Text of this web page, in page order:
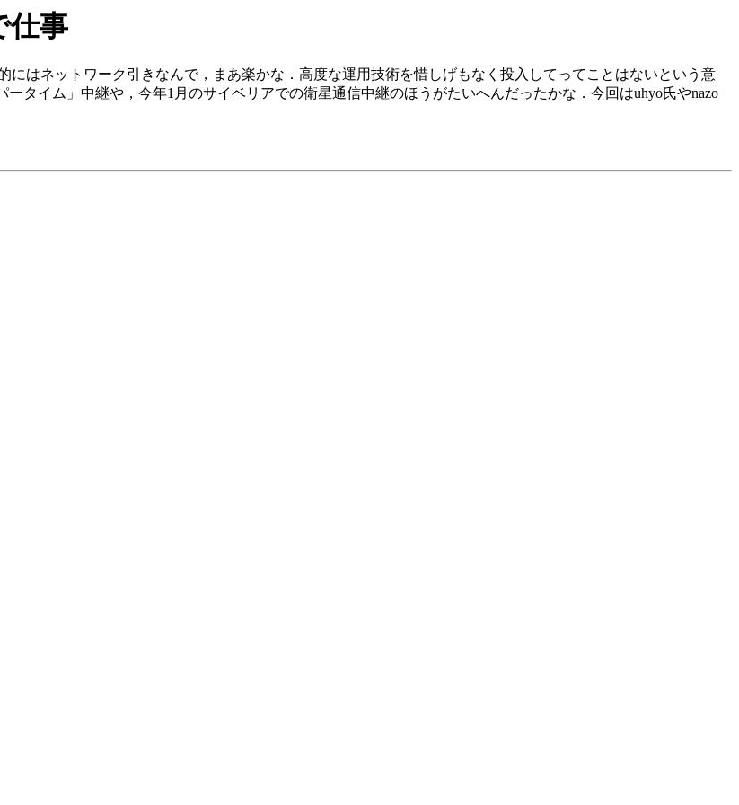
仕事
はネットワーク引きなんで，まあ楽かな．高度な運用技術を惜しげもなく投入してってことはないという意
タイム」中継や，今年1月のサイベリアでの衛星通信中継のほうがたいへんだったかな．今回はuhyo氏やnazo